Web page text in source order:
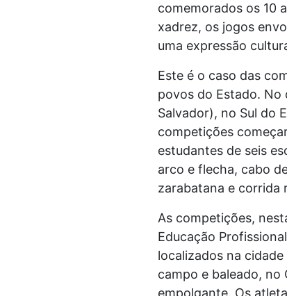
comemorados os 10
xadrez, os jogos
uma expressão
Este é o caso das
povos do Estado.
Salvador), no Sul do
competições
estudantes de seis
arco e flecha, cabo
zarabatana e corrida
As competições,
Educação
localizados na
campo e baleado, no
empolgante. Os